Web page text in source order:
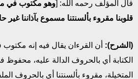
قال المؤلف رحمه الله: [وهو مكتوب في
قلوبنا مقروء بألسنتنا مسموع بآذاننا غير
(الشرح): أن القرءان يقال فيه إنه
الكتابة أي بالحروف الدالة عليه، محفوظ
المتخيلة، مقروء بألسنتنا أي بالحروف